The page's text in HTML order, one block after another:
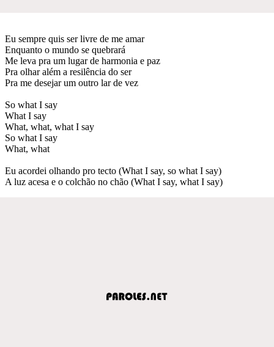
Eu sempre quis ser livre de me amar
Enquanto o mundo se quebrará
Me leva pra um lugar de harmonia e paz
Pra olhar além a resilência do ser
Pra me desejar um outro lar de vez
So what I say
What I say
What, what, what I say
So what I say
What, what
Eu acordei olhando pro tecto (What I say, so what I say)
A luz acesa e o colchão no chão (What I say, what I say)